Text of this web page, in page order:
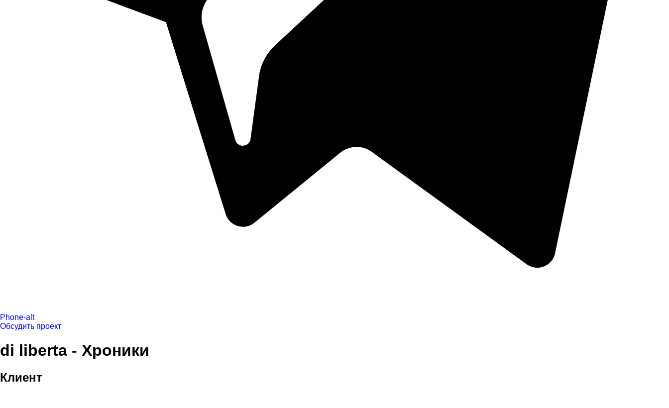
Phone-alt
Обсудить проект
di liberta - Хроники
Клиент